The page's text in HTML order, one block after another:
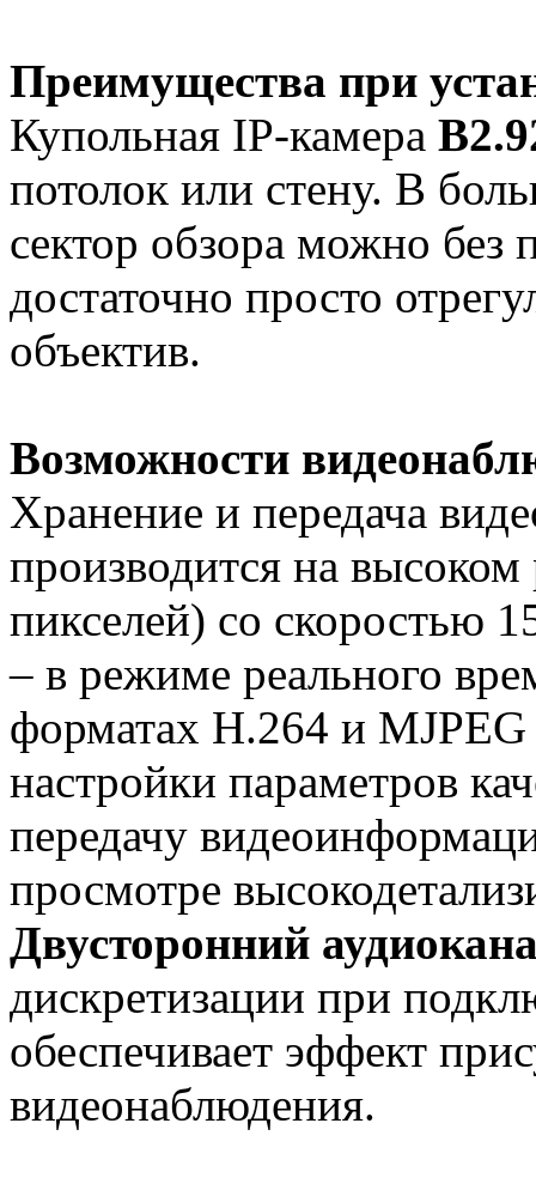
Преимущества при
Купольная IP-камера
потолок или стену. В
сектор обзора можно без
достаточно просто
объектив.
Возможности
Хранение и передача
производится на
пикселей) со скоростью
– в режиме реального
форматах H.264 и
настройки параметров
передачу
просмотре
Двусторонний
дискретизации при
обеспечивает эффект
видеонаблюдения.